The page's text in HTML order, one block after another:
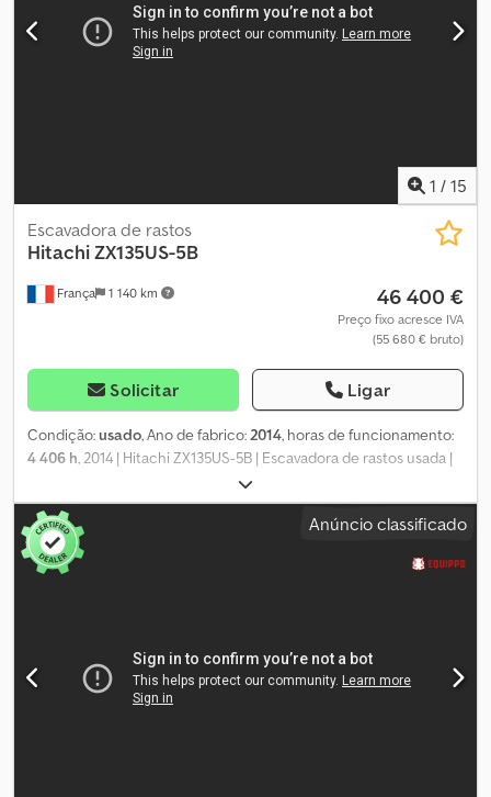
1 / 15
França 1 140 km
Escavadora de rastos
HitachiZX135US-5B
46 400 €
Preço fixo acresce IVA
(55 680 € bruto)
Solicitar Ligar
Condição:usado, Ano de fabrico:2014, horas de funcionamento:
4 406 h, 2014 | Hitachi ZX135US-5B | Escavadora de rastos usada |
4.406 horas 📍 Localização: França Crodpfezg Nw Ajx Aflsf 🚛
Entrega disponível para o seu destino – Utilize a nossa
calculadora de transporte para estimar os custos! 💰 Compre
agora por EUR 46.400 ou faça uma proposta. Pagamento na
entrega disponível mediante uma taxa acessível (sujeito a
Nada a assinalar exceto que os espelhos foram desmontados e as
esteiras precisam ser substituídas. Pequena amolgadela na porta
da cabine, não afetando em nada o fecho da mesma. 📄 Quer ver
Anúncio classificado